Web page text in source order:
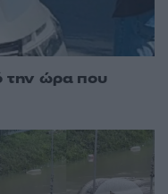
την ώρα που